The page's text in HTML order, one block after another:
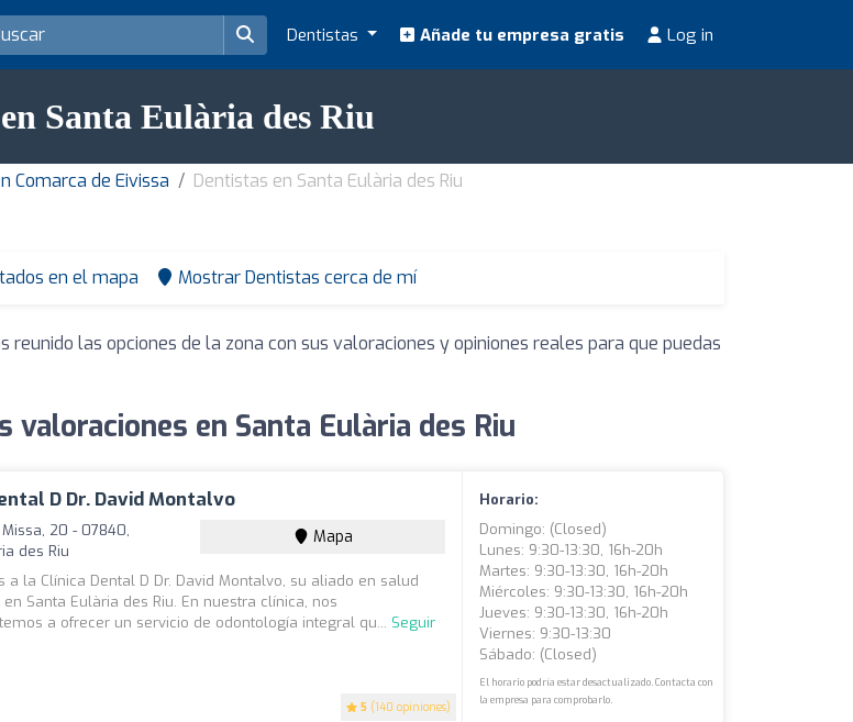
Dentistas Añade tu empresa gratis Log in
Santa Eulària des Riu
Comarca de Eivissa Dentistas en Santa Eulària des Riu
en el mapa Mostrar Dentistas cerca de mí
reunido las opciones de la zona con sus valoraciones y opiniones reales para que puedas
valoraciones en Santa Eulària des Riu
D Dr. David Montalvo
5 (140 opiniones)
20 - 07840,
des Riu
Mapa
a la Clínica Dental D Dr. David Montalvo, su aliado en salud
Santa Eulària des Riu. En nuestra clínica, nos
a ofrecer un servicio de odontología integral qu... Seguir
Horario:
Domingo: (closed)
Lunes: 9:30-13:30, 16h-20h
Martes: 9:30-13:30, 16h-20h
Miércoles: 9:30-13:30, 16h-20h
Jueves: 9:30-13:30, 16h-20h
Viernes: 9:30-13:30
Sábado: (closed)
El horario podría estar desactualizado. Contacta con
la empresa para comprobarlo.